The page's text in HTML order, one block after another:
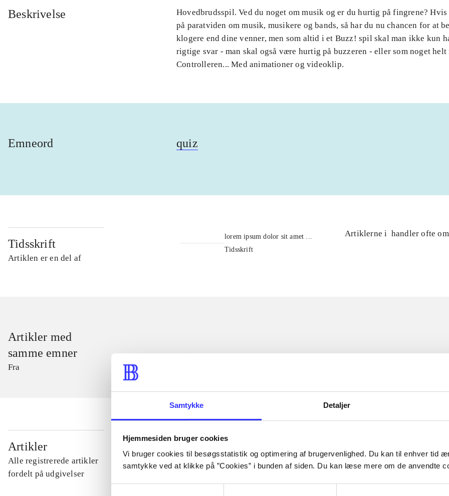
Samtykke Detaljer
Hjemmesiden bruger cookies
Vi bruger cookies til besøgsstatistik og optimering af brugervenlighed. Du kan til enhver tid
samtykke ved at klikke på ”Cookies” i bunden af siden. Du kan læse mere om de anvendte
Beskrivelse
Hovedbrudsspil. Ved du noget om musik og er du hurtig på fingrene?
på paratviden om musik, musikere og bands, så har du nu chancen for at
klogere end dine venner, men som altid i et Buzz! spil skal man ikke kun
rigtige svar - man skal også være hurtig på buzzeren - eller som noget
Controlleren... Med animationer og videoklip.
Emneord quiz
Tidsskrift
Artiklen er en del af
lorem ipsum dolor sit amet ...
Tidsskrift
Artiklerne i handler ofte om
Artikler med
samme emner
Fra
Artikler
Alle registrerede artikler
fordelt på udgivelser
...